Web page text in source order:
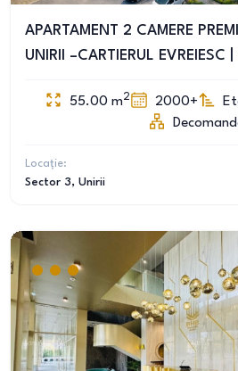
APARTAMENT 2 CAMERE
UNIRII –CARTIERUL EVREIESC
55.00 m2 2000+
Locație:
Sector 3, Unirii